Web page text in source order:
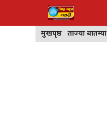
मुखपृष्ठ ताज्या बातम्या